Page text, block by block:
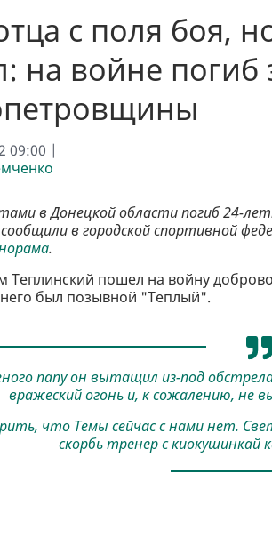
с поля боя,
на войне
09:00 |
в Донецкой области погиб 24-
в городской спортивной
.
Теплинский пошел на войну
был позывной "Теплый".
папу он вытащил из-под
вражеский огонь и, к сожалению, не
что Темы сейчас с нами нет.
скорбь тренер с киокушинкай